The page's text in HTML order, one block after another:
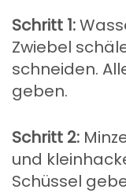
Schritt 1:
Zwiebel
schneiden.
geben.
Schritt 2:
und
Schüssel